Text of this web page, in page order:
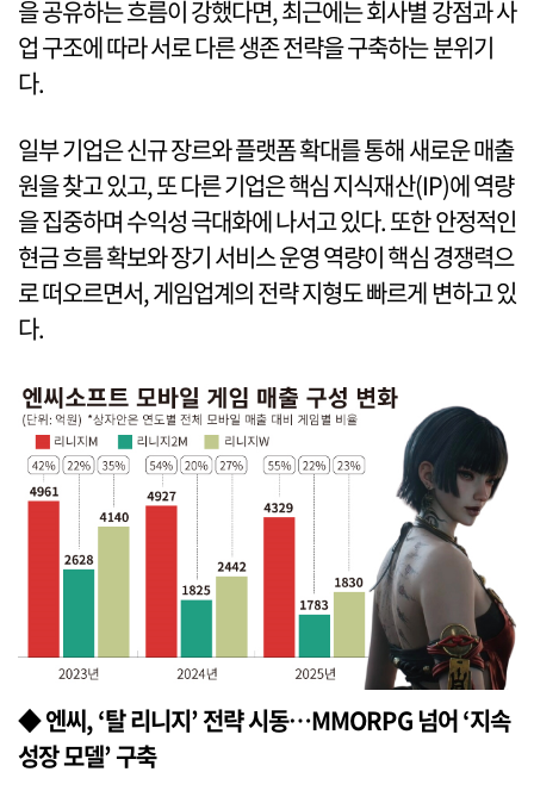
을 공유하는 흐름이 강했다면, 최근에는 회사별 강점과 사
업 구조에 따라 서로 다른 생존 전략을 구축하는 분위기
다.
일부 기업은 신규 장르와 플랫폼 확대를 통해 새로운 매출
원을 찾고 있고, 또 다른 기업은 핵심 지식재산(IP)에 역량
을 집중하며 수익성 극대화에 나서고 있다. 또한 안정적인
현금 흐름 확보와 장기 서비스 운영 역량이 핵심 경쟁력으
로 떠오르면서, 게임업계의 전략 지형도 빠르게 변하고 있
다.
◆ 엔씨, ‘탈 리니지’ 전략 시동…MMORPG 넘어 ‘지속
성장 모델’ 구축